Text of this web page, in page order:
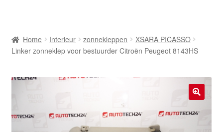
Contact
Home Interieur zonnekleppen
XSARA PICASSO
Linker zonneklep voor bestuurder Citroën Peugeot 8143HS